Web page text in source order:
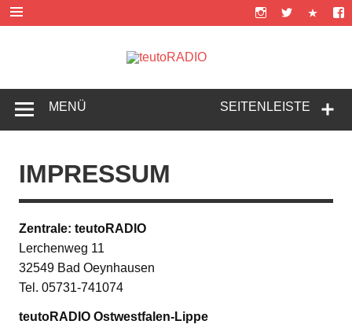
Zum
Inhalt
springen
SEITENLEISTE
MENÜ
IMPRESSUM
Zentrale: teutoRADIO
Lerchenweg 11
32549 Bad Oeynhausen
Tel. 05731-741074
teutoRADIO Ostwestfalen-Lippe